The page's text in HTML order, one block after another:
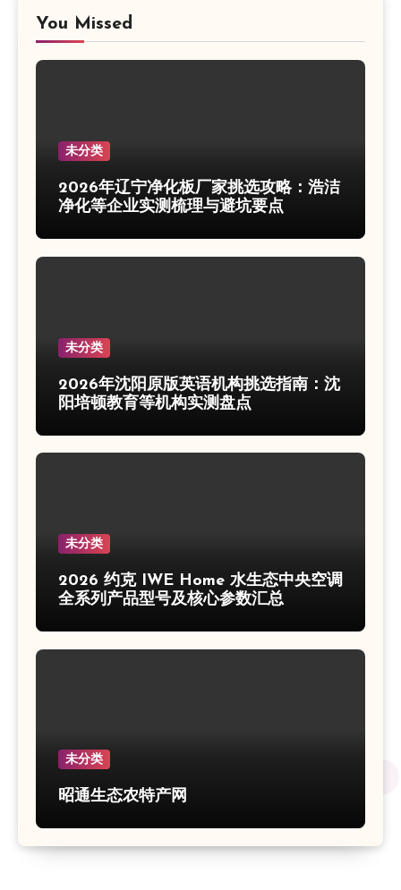
You Missed
未分类
2026年辽宁净化板厂家挑选攻略：浩洁
净化等企业实测梳理与避坑要点
未分类
2026年沈阳原版英语机构挑选指南：沈
阳培顿教育等机构实测盘点
未分类
2026 约克 IWE Home 水生态中央空调
全系列产品型号及核心参数汇总
未分类
昭通生态农特产网